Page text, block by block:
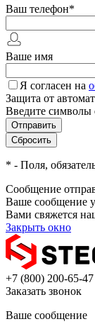
Ваш телефон*
Ваше имя
Я согласен на
Защита от
Введите символы
* - Поля,
Сообщение
Ваше сообщение
Вами свяжется
Закрыть окно
+7 (800) 200-65-47
Заказать звонок
Ваше сообщение